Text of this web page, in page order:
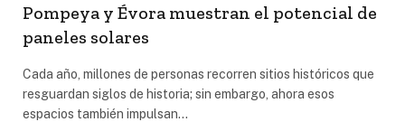
Pompeya y Évora muestran el potencial de
paneles solares
Cada año, millones de personas recorren sitios históricos que
resguardan siglos de historia; sin embargo, ahora esos
espacios también impulsan…